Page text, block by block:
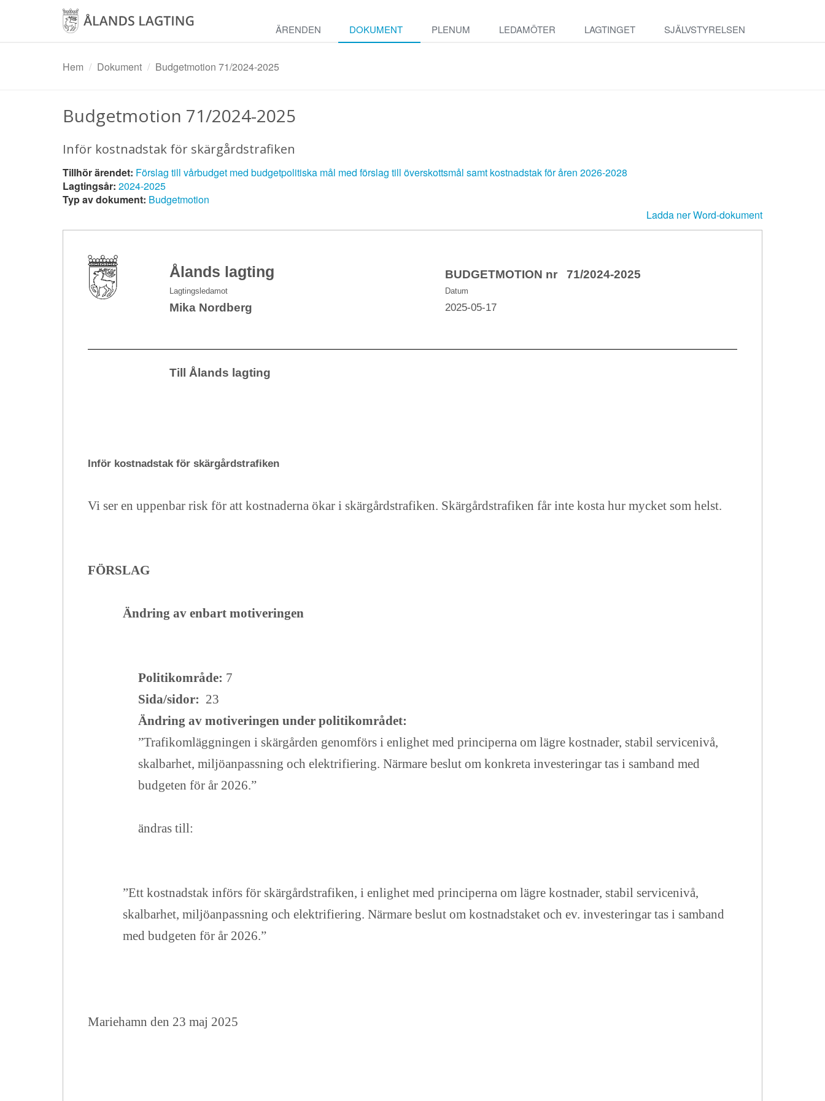
ÄRENDEN DOKUMENT PLENUM LEDAMÖTER LAGTINGET SJÄLVSTYRELSEN
Hem Dokument Budgetmotion 71/2024-2025
Budgetmotion 71/2024-2025
Inför kostnadstak för skärgårdstrafiken
Tillhör ärendet: Förslag till vårbudget med budgetpolitiska mål med förslag till överskottsmål samt kostnadstak för åren 2026-2028
Lagtingsår: 2024-2025
Typ av dokument: Budgetmotion
Ladda ner Word-dokument
Ålands lagting BUDGETMOTION nr 71/2024-2025
Lagtingsledamot Datum
Mika Nordberg 2025-05-17
Till Ålands lagting
Inför kostnadstak för skärgårdstrafiken
Vi ser en uppenbar risk för att kostnaderna ökar i skärgårdstrafiken. Skärgårdstrafiken får inte kosta hur mycket som helst.
FÖRSLAG
Ändring av enbart motiveringen
Politikområde: 7
Sida/sidor: 23
Ändring av motiveringen under politikområdet:
”Trafikomläggningen i skärgården genomförs i enlighet med principerna om lägre kostnader, stabil servicenivå,
skalbarhet, miljöanpassning och elektrifiering. Närmare beslut om konkreta investeringar tas i samband med
budgeten för år 2026.”
ändras till:
”Ett kostnadstak införs för skärgårdstrafiken, i enlighet med principerna om lägre kostnader, stabil servicenivå,
skalbarhet, miljöanpassning och elektrifiering. Närmare beslut om kostnadstaket och ev. investeringar tas i samband
med budgeten för år 2026.”
Mariehamn den 23 maj 2025